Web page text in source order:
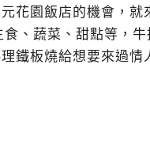
花園飯店的機會，就
、蔬菜、甜點等，牛
鐵板燒給想要來過情